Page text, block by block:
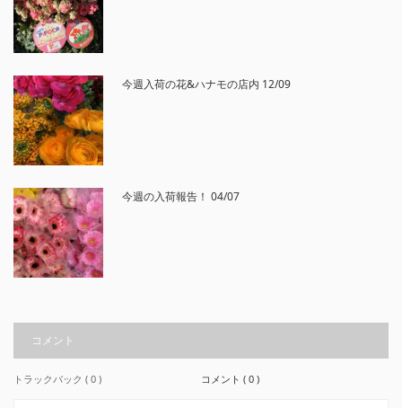
今週入荷の花&ハナモの店内 12/09
今週の入荷報告！ 04/07
コメント
トラックバック ( 0 ) コメント ( 0 )